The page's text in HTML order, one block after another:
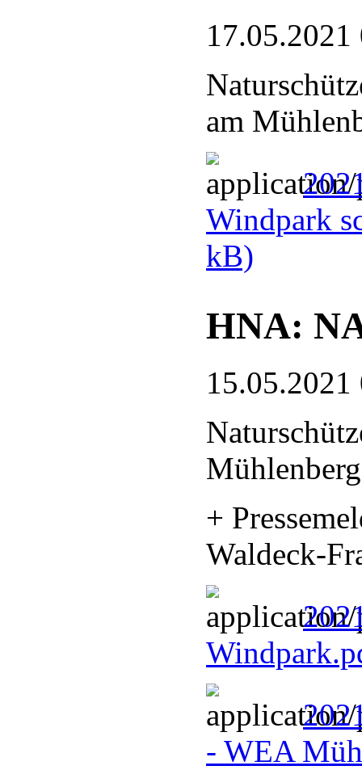
17.05.2021
am
Windpark
kB)
HNA:
15.05.2021
Mühlenberg
+
Waldeck-
- WEA